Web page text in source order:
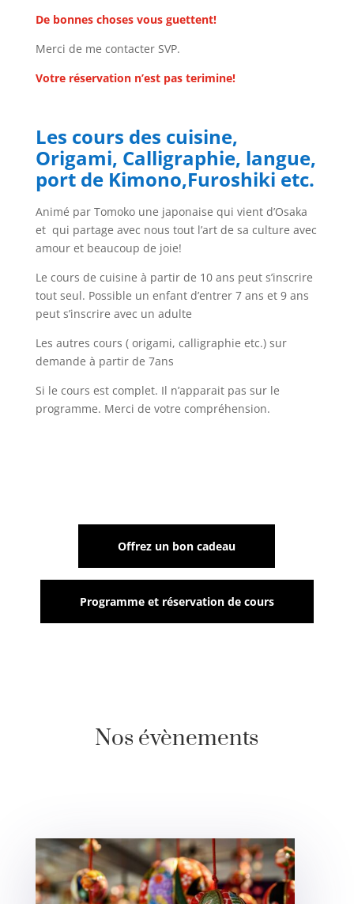
De bonnes choses vous guettent!
Merci de me contacter SVP.
Votre réservation n’est pas terimine!
Les cours des cuisine,
Origami, Calligraphie, langue,
port de Kimono,Furoshiki etc.
Animé par Tomoko une japonaise qui vient d’Osaka
et qui partage avec nous tout l’art de sa culture avec
amour et beaucoup de joie!
Le cours de cuisine à partir de 10 ans peut s’inscrire
tout seul. Possible un enfant d’entrer 7 ans et 9 ans
peut s’inscrire avec un adulte
Les autres cours ( origami, calligraphie etc.) sur
demande à partir de 7ans
Si le cours est complet. Il n’apparait pas sur le
programme. Merci de votre compréhension.
Offrez un bon cadeau
Programme et réservation de cours
Nos évènements